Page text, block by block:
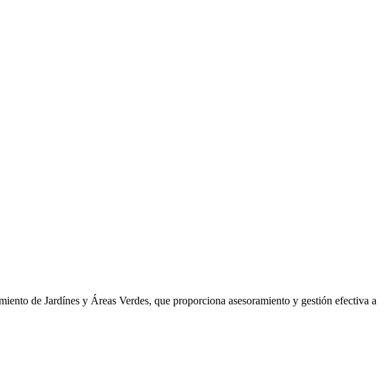
de Jardínes y Áreas Verdes, que proporciona asesoramiento y gestión efectiva a